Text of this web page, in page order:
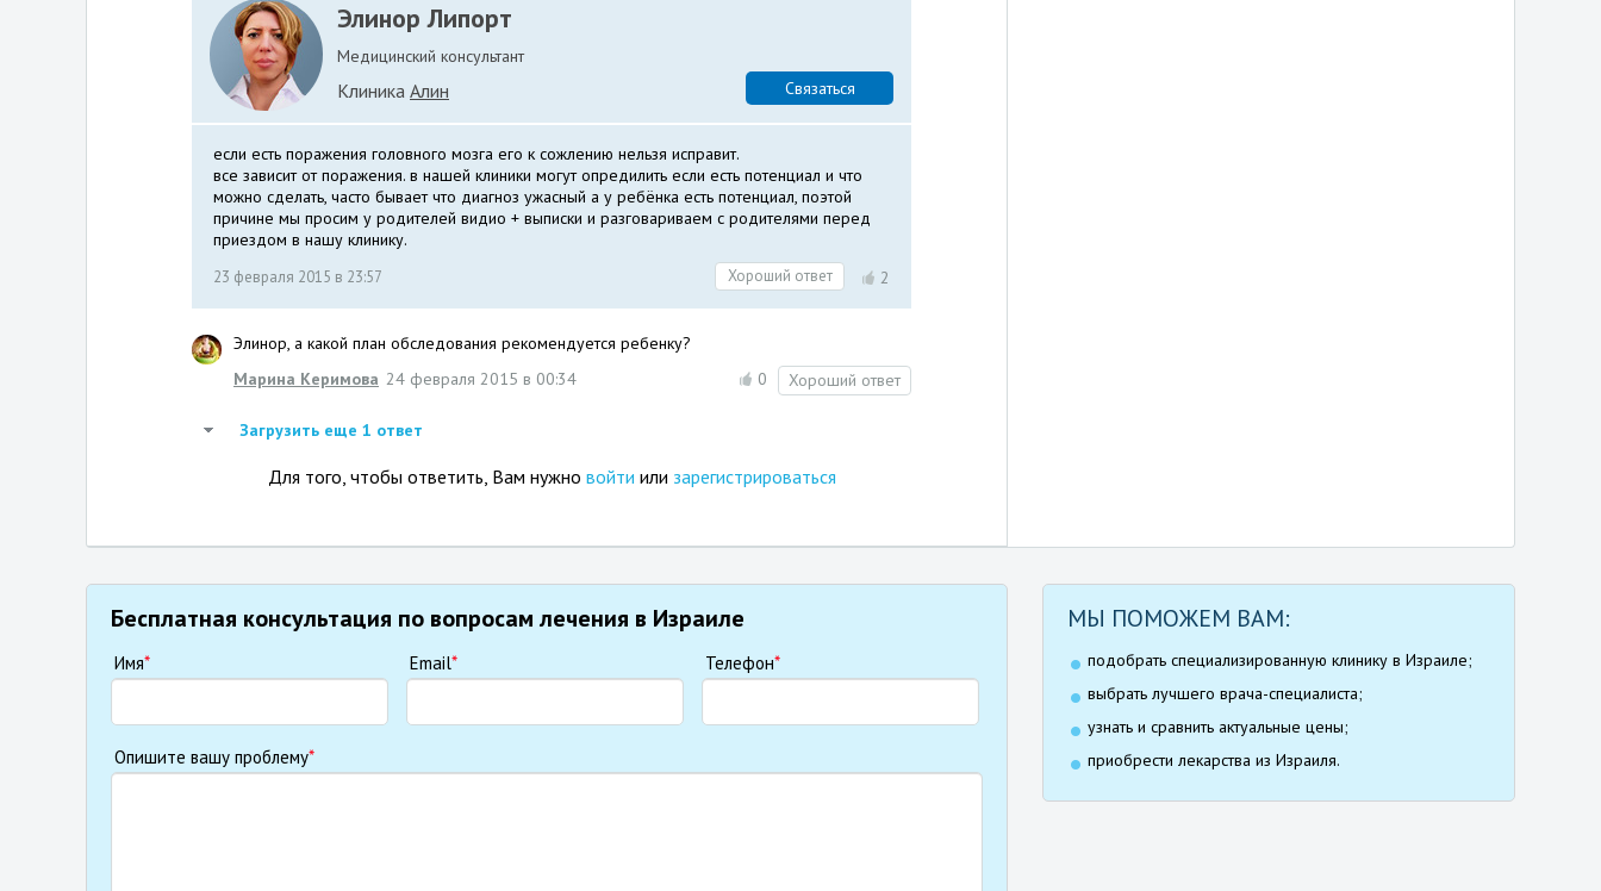
Элинор Липорт
Медицинский консультант
Клиника Алин Связаться
если есть поражения головного мозга его к сожлению нельзя исправит.
все зависит от поражения. в нашей клиники могут опредилить если есть потенциал и что
можно сделать, часто бывает что диагноз ужасный а у ребёнка есть потенциал, поэтой
причине мы просим у родителей видио + выписки и разговариваем с родителями перед
приездом в нашу клинику.
23 февраля 2015 в 23:57 Хороший ответ 2
Элинор, а какой план обследования рекомендуется ребенку?
0
Хороший ответ
Марина Керимова 24 февраля 2015 в 00:34
Загрузить еще 1 ответ
Для того, чтобы ответить, Вам нужно войти или зарегистрироваться
Бесплатная консультация по вопросам лечения в Израиле
Имя* Email* Телефон*
Опишите вашу проблему*
МЫ ПОМОЖЕМ ВАМ:
подобрать специализированную клинику в Израиле;
выбрать лучшего врача-специалиста;
узнать и сравнить актуальные цены;
приобрести лекарства из Израиля.